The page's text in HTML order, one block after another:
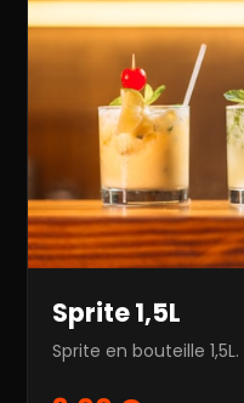
Sprite 1,5L
Sprite en bouteille 1,5L.